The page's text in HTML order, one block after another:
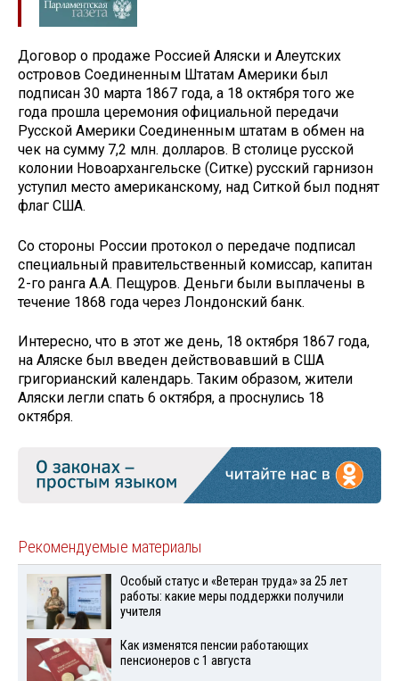
Договор о продаже Россией Аляски и Алеутских
островов Соединенным Штатам Америки был
подписан 30 марта 1867 года, а 18 октября того же
года прошла церемония официальной передачи
Русской Америки Соединенным штатам в обмен на
чек на сумму 7,2 млн. долларов. В столице русской
колонии Новоархангельске (Ситке) русский гарнизон
уступил место американскому, над Ситкой был поднят
флаг США.
Со стороны России протокол о передаче подписал
специальный правительственный комиссар, капитан
2-го ранга А.А. Пещуров. Деньги были выплачены в
течение 1868 года через Лондонский банк.
Интересно, что в этот же день, 18 октября 1867 года,
на Аляске был введен действовавший в США
григорианский календарь. Таким образом, жители
Аляски легли спать 6 октября, а проснулись 18
октября.
Рекомендуемые материалы
Особый статус и «Ветеран труда» за 25 лет
работы: какие меры поддержки получили
учителя
Как изменятся пенсии работающих
пенсионеров с 1 августа